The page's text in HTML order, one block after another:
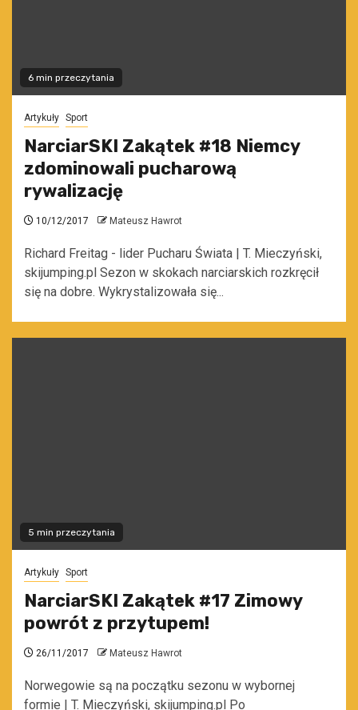
6 min przeczytania
Artykuły Sport
NarciarSKI Zakątek #18 Niemcy
zdominowali pucharową
rywalizację
10/12/2017 Mateusz Hawrot
Richard Freitag - lider Pucharu Świata | T. Mieczyński,
skijumping.pl Sezon w skokach narciarskich rozkręcił
się na dobre. Wykrystalizowała się...
5 min przeczytania
Artykuły Sport
NarciarSKI Zakątek #17 Zimowy
powrót z przytupem!
26/11/2017 Mateusz Hawrot
Norwegowie są na początku sezonu w wybornej
formie | T. Mieczyński, skijumping.pl Po